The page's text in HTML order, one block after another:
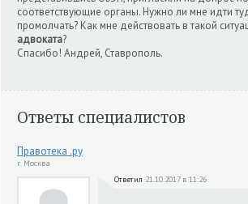
соответствующие органы. Нужно ли мне идти
промолчать? Как мне действовать в такой
адвоката?
Спасибо! Андрей, Ставрополь.
Ответы специалистов
Правотека .ру
г. Москва
Ответил 21.10.2017 в 11:26